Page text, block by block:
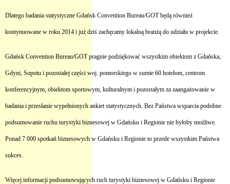
Dlatego badania statystyczne Gdańsk Convention Bureau/GOT będą również
kontynuowane w roku 2014 i już dziś zachęcamy lokalną branżą do udziału w projekcie.
Gdańsk Convention Bureau/GOT pragnie podziękować wszystkim obiektom z Gdańska,
Gdyni, Sopotu i pozostałej części woj. pomorskiego w sumie 60 hotelom, centrom
konferencyjnym, obiektom sportowym, kulturalnym i pozostałym za zaangażowanie w
badania i przesłanie wypełnionych ankiet statystycznych. Bez Państwa wsparcia podobne
podsumowanie ruchu turystyki biznesowej w Gdańsku i Regionie nie byłoby możliwe.
Ponad 7 000 spotkań biznesowych w Gdańsku i Regionie to przede wszystkim Państwa
sukces.
Więcej informacji podsumowujących ruch turystyki biznesowej w Gdańsku i Regionie